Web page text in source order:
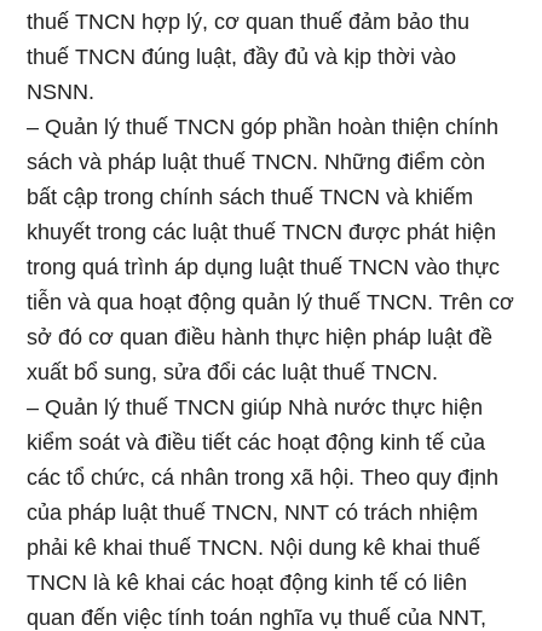
thuế TNCN hợp lý, cơ quan thuế đảm bảo thu
thuế TNCN đúng luật, đầy đủ và kịp thời vào
NSNN.
– Quản lý thuế TNCN góp phần hoàn thiện chính
sách và pháp luật thuế TNCN. Những điểm còn
bất cập trong chính sách thuế TNCN và khiếm
khuyết trong các luật thuế TNCN được phát hiện
trong quá trình áp dụng luật thuế TNCN vào thực
tiễn và qua hoạt động quản lý thuế TNCN. Trên cơ
sở đó cơ quan điều hành thực hiện pháp luật đề
xuất bổ sung, sửa đổi các luật thuế TNCN.
– Quản lý thuế TNCN giúp Nhà nước thực hiện
kiểm soát và điều tiết các hoạt động kinh tế của
các tổ chức, cá nhân trong xã hội. Theo quy định
của pháp luật thuế TNCN, NNT có trách nhiệm
phải kê khai thuế TNCN. Nội dung kê khai thuế
TNCN là kê khai các hoạt động kinh tế có liên
quan đến việc tính toán nghĩa vụ thuế của NNT,